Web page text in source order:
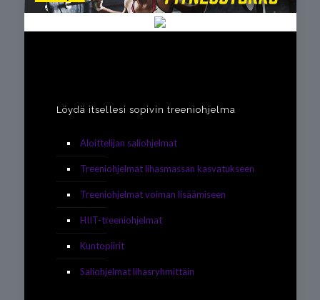
Löydä itsellesi sopivin treeniohjelma
Aloittelijan saliohjelmat
Treeniohjelmat lihasmassan kasvatukseen
Treeniohjelmat voiman lisäämiseen
HIIT-treeniohjelmat
Kuntopiirit
Saliohjelmat lihasryhmittäin